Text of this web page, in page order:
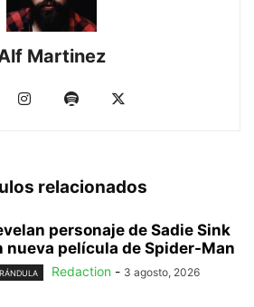
Martinez
relacionados
personaje de Sadie Sink
nueva película de Spider-Man
Redaction - 3 agosto, 2026